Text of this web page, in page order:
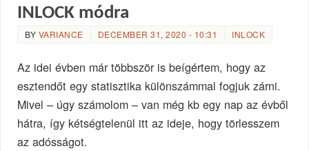
INLOCK módra
BY VARIANCE DECEMBER 31, 2020 - 10:31 INLOCK
Az idei évben már többször is beígértem, hogy az
esztendőt egy statisztika különszámmal fogjuk zárni.
Mivel – úgy számolom – van még kb egy nap az évből
hátra, így kétségtelenül itt az ideje, hogy törlesszem
az adósságot.